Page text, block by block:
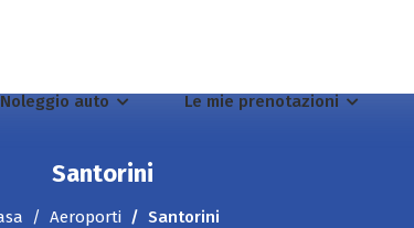
Noleggio auto Le mie prenotazioni
Santorini
Aeroporti Santorini